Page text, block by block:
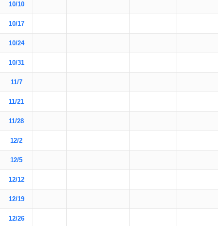
10/10
10/17
10/24
10/31
11/7
11/21
11/28
12/2
12/5
12/12
12/19
12/26